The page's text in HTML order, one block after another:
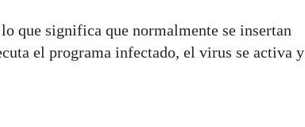
que significa que normalmente se insertan
el programa infectado, el virus se activa y